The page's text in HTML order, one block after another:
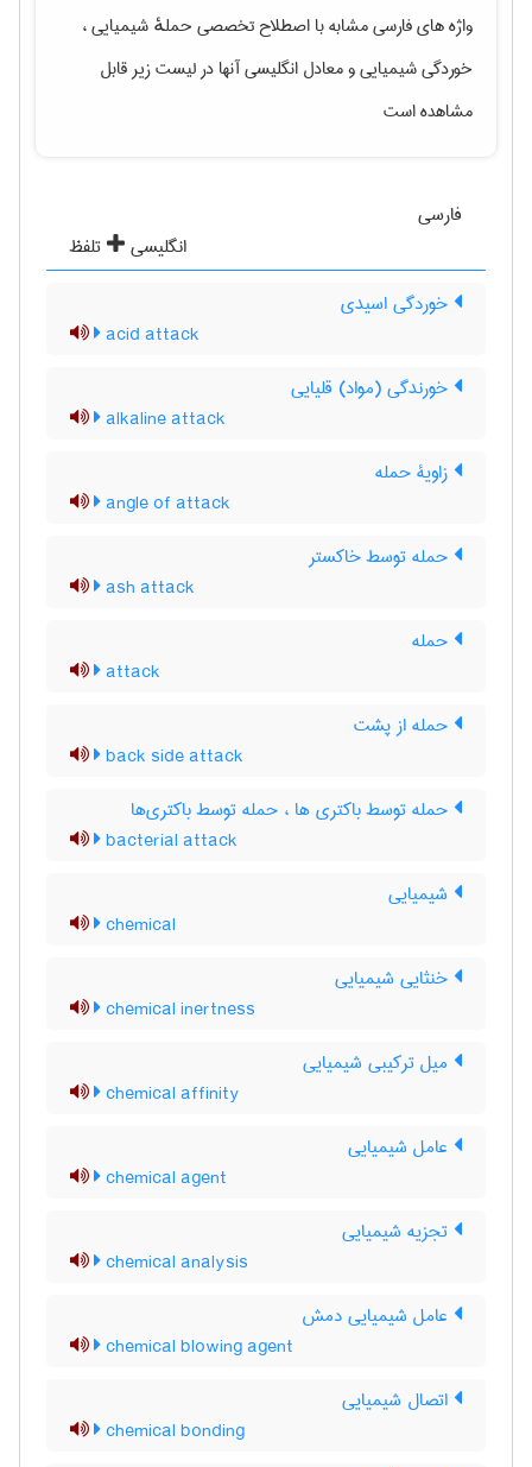
واژه های فارسی مشابه با اصطلاح تخصصیحملهٔ شیمیایی ،
خوردگی شیمیاییو معادل انگلیسی آنها در لیست زیر قابل
مشاهده است
فارسی
انگلیسی
تلفظ
خوردگی اسیدی
acid attack
خورندگی (مواد) قلیایی
alkaline attack
زاویۀ حمله
angle of attack
حمله توسط خاکستر
ash attack
حمله
attack
حمله از پشت
back side attack
حمله توسط باکتری ها ، حمله توسط باکتری‌ها
bacterial attack
شیمیایی
chemical
خنثایی شیمیایی
chemical inertness
میل ترکیبی شیمیایی
chemical affinity
عامل شیمیایی
chemical agent
تجزیه شیمیایی
chemical analysis
عامل شیمیایی دمش
chemical blowing agent
اتصال شیمیایی
chemical bonding